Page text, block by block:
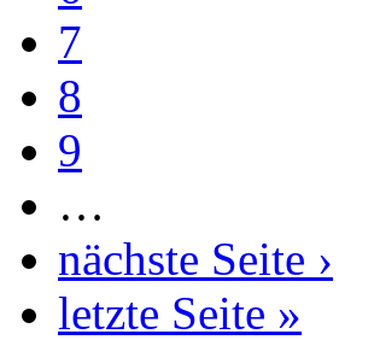
7
8
9
…
nächste Seite ›
letzte Seite »